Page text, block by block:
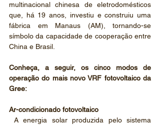
multinacional chinesa de eletrodomésticos
que, há 19 anos, investiu e construiu uma
fábrica em Manaus (AM), tornando-se
símbolo da capacidade de cooperação entre
China e Brasil.
Conheça, a seguir, os cinco modos de
operação do mais novo VRF fotovoltaico da
Gree:
Ar-condicionado fotovoltaico